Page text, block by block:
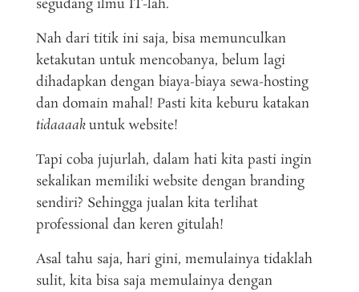
segudang ilmu IT-lah.
Nah dari titik ini saja, bisa memunculkan
ketakutan untuk mencobanya, belum lagi
dihadapkan dengan biaya-biaya sewa-hosting
dan domain mahal! Pasti kita keburu katakan
tidaaaakuntuk website!
Tapi coba jujurlah, dalam hati kita pasti ingin
sekalikan memiliki website dengan branding
sendiri? Sehingga jualan kita terlihat
professional dan keren gitulah!
Asal tahu saja, hari gini, memulainya tidaklah
sulit, kita bisa saja memulainya dengan